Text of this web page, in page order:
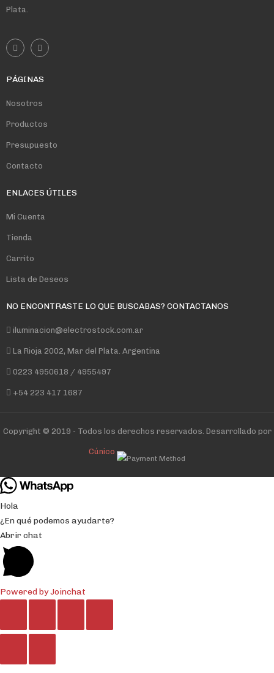
Plata.
PÁGINAS
Nosotros
Productos
Presupuesto
Contacto
ENLACES ÚTILES
Mi Cuenta
Tienda
Carrito
Lista de Deseos
NO ENCONTRASTE LO QUE BUSCABAS? CONTACTANOS
iluminacion@electrostock.com.ar
La Rioja 2002, Mar del Plata. Argentina
0223 4950618 / 4955497
+54 223 417 1687
Copyright © 2019 - Todos los derechos reservados. Desarrollado por
Cúnico
Hola
¿En qué podemos ayudarte?
Abrir chat
Powered byJoinchat